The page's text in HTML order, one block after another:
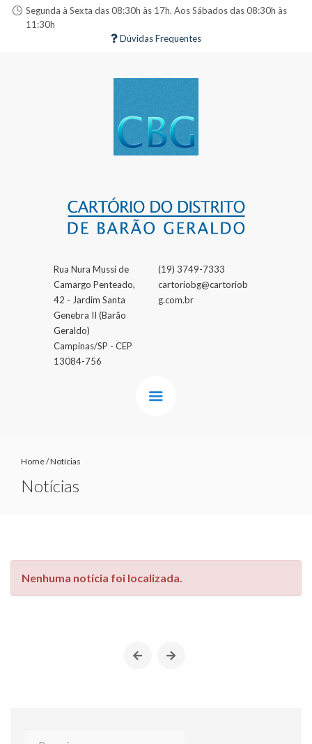
Segunda à Sexta das 08:30h às 17h. Aos Sábados das 08:30h às
11:30h
Dúvidas Frequentes
Rua Nura Mussi de
Camargo Penteado,
42 - Jardim Santa
Genebra II (Barão
Geraldo)
Campinas/SP - CEP
13084-756
(19) 3749-7333
cartoriobg@cartoriob
g.com.br
Home/Notícias
Notícias
Nenhuma notícia foi localizada.